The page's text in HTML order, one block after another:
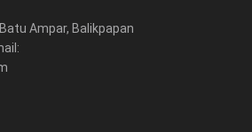
Ampar, Balikpapan